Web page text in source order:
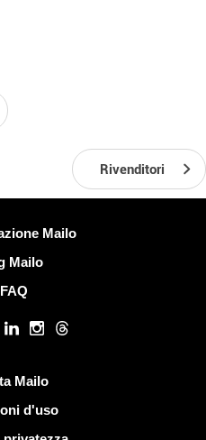
Rivenditori
Mailo
Mailo
LinkedInInstagram
Threads
Mailo
d'uso